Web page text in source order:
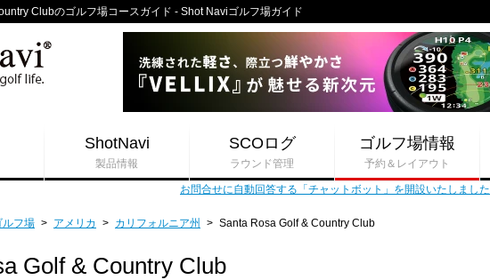
Clubのゴルフ場コースガイド - Shot Naviゴルフ場ガイド
ShotNavi
製品情報
SCOログ
ラウンド管理
ゴルフ場情報
予約＆レイアウト
お問合せに自動回答する「チャットボット」を開設いたしました
ルフ場 > アメリカ > カリフォルニア州 > Santa Rosa Golf & Country Club
Golf & Country Club